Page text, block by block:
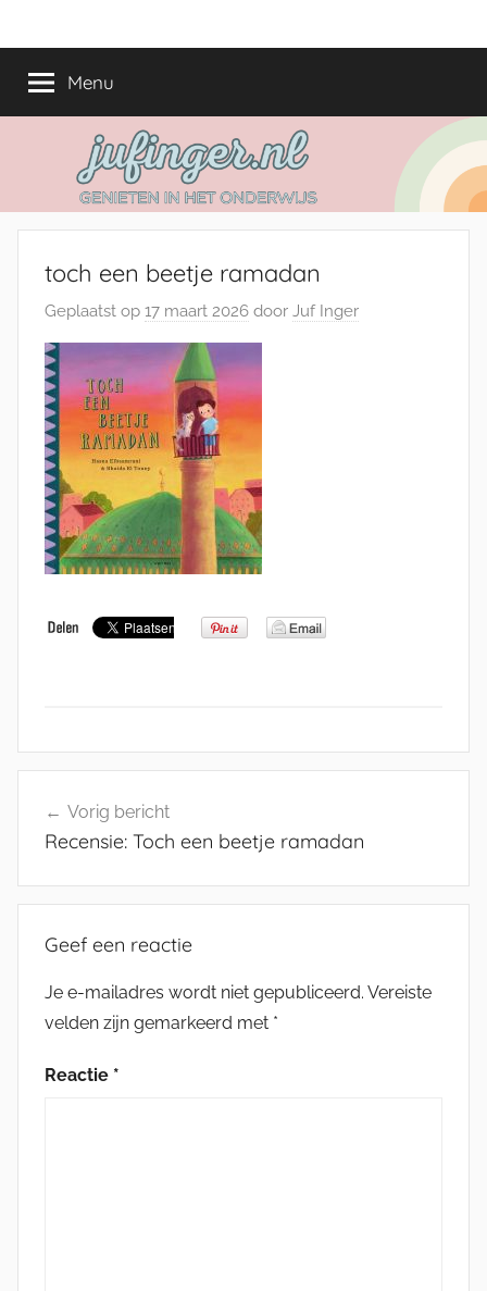
naarjufinger.nl
het
onderwijs
Menu
toch een beetje ramadan
Geplaatst op 17 maart 2026 door Juf Inger
navigatie
Vorig bericht
Recensie: Toch een beetje ramadan
Geef een reactie
Je e-mailadres wordt niet gepubliceerd. Vereiste
velden zijn gemarkeerd met *
Reactie *